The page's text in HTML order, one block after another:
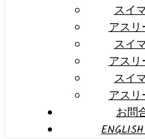
スイ
アスリ
スイ
アスリ
スイ
アスリ
お問